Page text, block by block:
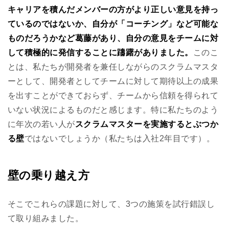
キャリアを積んだメンバーの方がより正しい意見を持っ
ているのではないか、自分が「コーチング」など可能な
ものだろうかなど葛藤があり、自分の意見をチームに対
して積極的に発信することに躊躇がありました。
このこ
とは、私たちが開発者を兼任しながらのスクラムマスタ
ーとして、開発者としてチームに対して期待以上の成果
を出すことができておらず、チームから信頼を得られて
いない状況によるものだと感じます。特に私たちのよう
に年次の若い人がスクラムマスターを実施するとぶつか
る壁ではないでしょうか（私たちは入社2年目です）。
壁の乗り越え方
そこでこれらの課題に対して、3つの施策を試行錯誤し
て取り組みました。